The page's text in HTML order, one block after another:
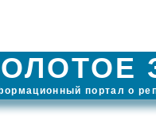
портал о